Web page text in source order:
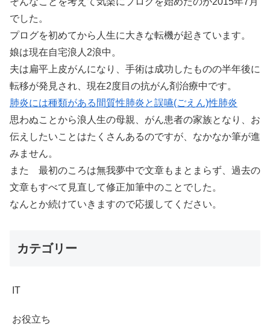
でした。
プログを初めてから人生に大きな転機が起きています。
娘は現在自宅浪人2浪中。
夫は扁平上皮がんになり、手術は成功したものの半年後に
転移が発見され、現在2度目の抗がん剤治療中です。
肺炎には種類がある間質性肺炎と誤嚥(ごえん)性肺炎
思わぬことから浪人生の母親、がん患者の家族となり、お
伝えしたいことはたくさんあるのですが、なかなか筆が進
みません。
また 最初のころは無我夢中で文章もまとまらず、過去の
文章もすべて見直して修正加筆中のことでした。
なんとか続けていきますので応援してください。
カテゴリー
IT
お役立ち